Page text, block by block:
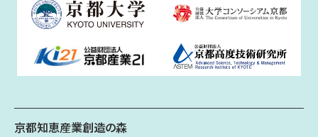
京都知恵産業創造の森